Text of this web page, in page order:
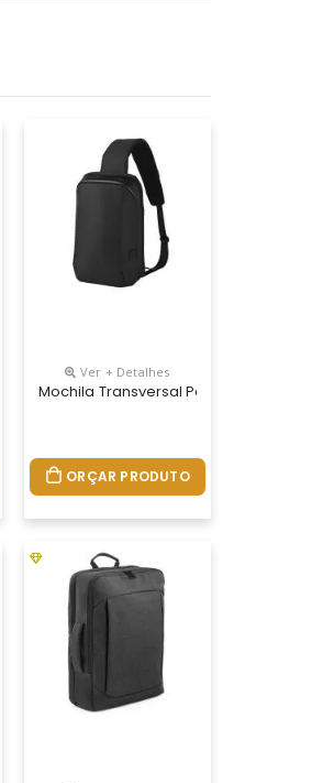
Ver + Detalhes
Mochila Transversal Personalizada
ORÇAR PRODUTO